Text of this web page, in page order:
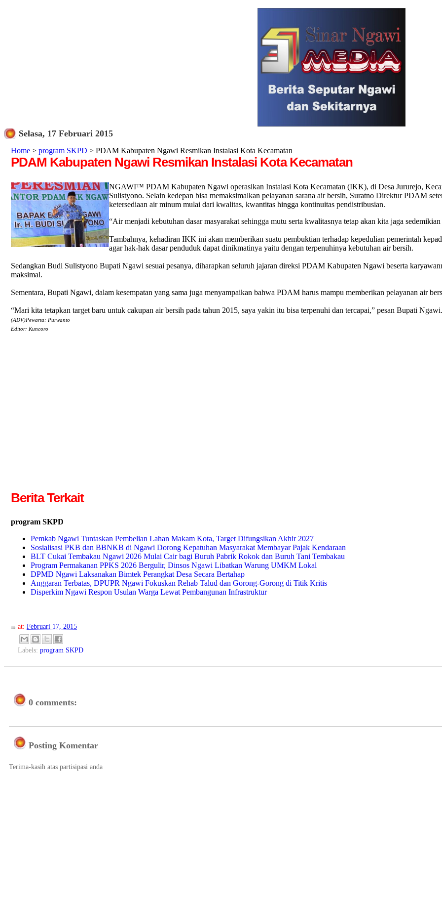
Selasa, 17 Februari 2015
Home > program SKPD > PDAM Kabupaten Ngawi Resmikan Instalasi Kota Kecamatan
PDAM Kabupaten Ngawi Resmikan Instalasi Kota Kecamatan
NGAWI™ PDAM Kabupaten Ngawi operasikan Instalasi Kota Kecamatan (IKK), di Desa Jururejo,
Sulistyono. Selain kedepan bisa memaksimalkan pelayanan sarana air bersih, Suratno Direktur PDAM
ketersediaan air minum mulai dari kwalitas, kwantitas hingga kontinuitas pendistribusian.
“Air menjadi kebutuhan dasar masyarakat sehingga mutu serta kwalitasnya tetap akan kita jaga
Tambahnya, kehadiran IKK ini akan memberikan suatu pembuktian terhadap kepedulian pemerintah
agar hak-hak dasar penduduk dapat dinikmatinya yaitu dengan terpenuhinya kebutuhan air bersih.
Sedangkan Budi Sulistyono Bupati Ngawi sesuai pesanya, diharapkan seluruh jajaran direksi PDAM Kabupaten Ngawi beserta
maksimal.
Sementara, Bupati Ngawi, dalam kesempatan yang sama juga menyampaikan bahwa PDAM harus mampu memberikan pelayanan air
“Mari kita tetapkan target baru untuk cakupan air bersih pada tahun 2015, saya yakin itu bisa terpenuhi dan tercapai,” pesan Bupati Ngawi.
(ADV)Pewarta: Purwanto
Editor: Kuncoro
Berita Terkait
program SKPD
Pemkab Ngawi Tuntaskan Pembelian Lahan Makam Kota, Target Difungsikan Akhir 2027
Sosialisasi PKB dan BBNKB di Ngawi Dorong Kepatuhan Masyarakat Membayar Pajak Kendaraan
BLT Cukai Tembakau Ngawi 2026 Mulai Cair bagi Buruh Pabrik Rokok dan Buruh Tani Tembakau
Program Permakanan PPKS 2026 Bergulir, Dinsos Ngawi Libatkan Warung UMKM Lokal
DPMD Ngawi Laksanakan Bimtek Perangkat Desa Secara Bertahap
Anggaran Terbatas, DPUPR Ngawi Fokuskan Rehab Talud dan Gorong-Gorong di Titik Kritis
Disperkim Ngawi Respon Usulan Warga Lewat Pembangunan Infrastruktur
at: Februari 17, 2015
Labels: program SKPD
0 comments:
Posting Komentar
Terima-kasih atas partisipasi anda